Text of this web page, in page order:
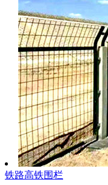
铁路高铁围栏